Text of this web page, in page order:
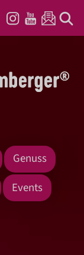
Genuss
Events